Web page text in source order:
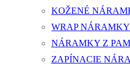
KOŽENÉ
WRAP NÁRAMKY
NÁRAMKY Z
ZAPÍNACIE